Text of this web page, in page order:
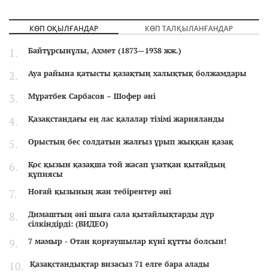
КӨП ОҚЫЛҒАНДАР КӨП ТАЛҚЫЛАНҒАНДАР
Байтұрсынұлы, Ахмет (1873—1938 жж.)
Ауа райына қатысты қазақтың халықтық болжамдары
Мұратбек Сарбасов – Шофер әні
Қазақстандағы ең лас қалалар тізімі жарияланды
Орыстың бес солдатын жалғыз ұрып жыққан қазақ
Қос қызын қазақша той жасап ұзатқан қытайдың
құпиясы
Ноғай қызының жан тебірентер әні
Димаштың әні шыға сала қытайлықтарды дүр
сілкіндірді: (ВИДЕО)
7 мамыр - Отан қорғаушылар күні құтты болсын!
Қазақстандықтар визасыз 71 елге бара алады